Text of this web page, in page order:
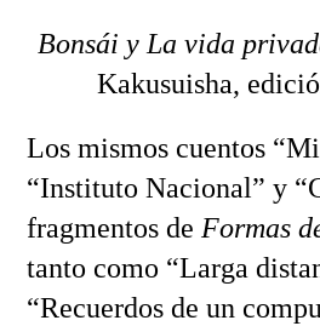
Bonsái y La vida
Kakusuisha,
Los mismos cuentos
“Instituto Nacional” y
fragmentos de Formas
tanto como “Larga
“Recuerdos de un